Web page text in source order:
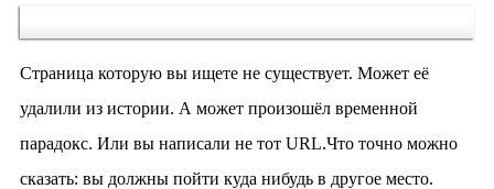
Страница которую вы ищете не существует. Может её
удалили из истории. А может произошёл временной
парадокс. Или вы написали не тот URL.Что точно можно
сказать: вы должны пойти куда нибудь в другое место.